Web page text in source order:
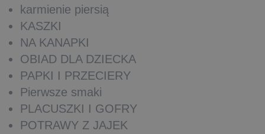
karmienie piersią
KASZKI
NA KANAPKI
OBIAD DLA DZIECKA
PAPKI I PRZECIERY
Pierwsze smaki
PLACUSZKI I GOFRY
POTRAWY Z JAJEK